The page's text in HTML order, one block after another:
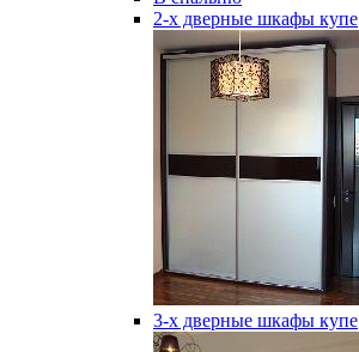
2-х дверные шкафы купе
3-х дверные шкафы купе